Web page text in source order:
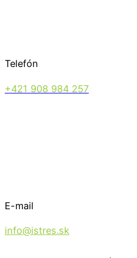
Telefón
+421 908 984 257
E-mail
info@istres.sk